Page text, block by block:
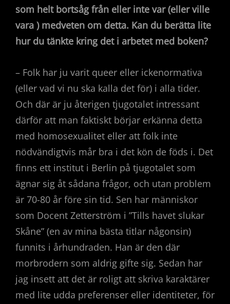
som helt bortsåg från eller inte var (eller ville
vara ) medveten om detta. Kan du berätta lite
hur du tänkte kring det i arbetet med boken?
– Folk har ju varit queer eller ickenormativa
(eller vad vi nu ska kalla det för) i alla tider.
Och där är ju återigen tjugotalet intressant
därför att man faktiskt börjar erkänna detta
med homosexualitet eller att folk inte
nödvändigtvis mår bra i det kön de föds i. Det
finns ett institut i Berlin på tjugotalet som
ägnar sig åt sådana frågor, och utan problem
är 70-80 år före sin tid. Sen har människor
som Docent Zetterström i ”Tills havet slukar
Skåne” (en av mina bästa titlar någonsin)
funnits i århundraden. Han är den där
morbrodern som aldrig gifte sig. Sedan har
jag insett att det är roligt att skriva karaktärer
med lite udda preferenser eller identiteter, för